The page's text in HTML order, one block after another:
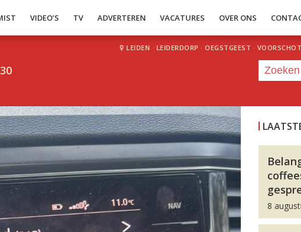
VIDEO’S TV ADVERTEREN VACATURES OVER ONS
LEIDEN · LEIDERDORP · OEGSTGEEST ·
8